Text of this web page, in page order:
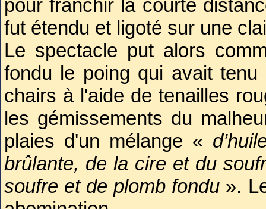
condamné à mort en
son crime.
.
Treize jours après son acte,
Quand il apparut, la foule
pièces, hurlant à la mort et
peine à le dégager. Après
le porche deNotre-Dame , en
à la main, le plus célèbre de
pour franchir la courte
fut étendu et ligoté sur une
Le spectacle put alors
fondu le poing qui avait
chairs à l'aide de tenailles
les gémissements du
plaies d'un mélange «
brûlante, de la cire et du
soufre et de plomb fondu ».